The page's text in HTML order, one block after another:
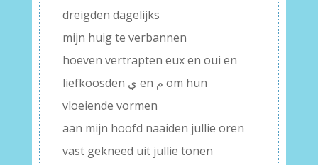
dreigden dagelijks
mijn huig te verbannen
hoeven vertrapten eux en oui en
liefkoosden ي en م om hun
vloeiende vormen
aan mijn hoofd naaiden jullie oren
vast gekneed uit jullie tonen